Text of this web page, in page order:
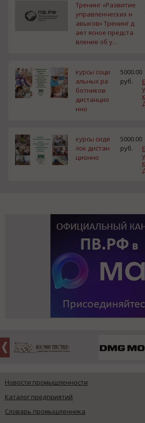
Тренинг «Развитие
управленческих н
авыков» Тренинг д
ает ясное предста
вление об у...
курсы соци
альных ра
ботников
дистанцио
нно
5000.00
руб.
курсы сиде
лок дистан
ционно
5000.00
руб.
Новости промышленности
Каталог предприятий
Словарь промышленника